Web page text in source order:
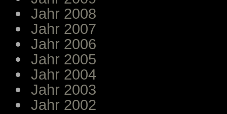
Jahr 2008
Jahr 2007
Jahr 2006
Jahr 2005
Jahr 2004
Jahr 2003
Jahr 2002